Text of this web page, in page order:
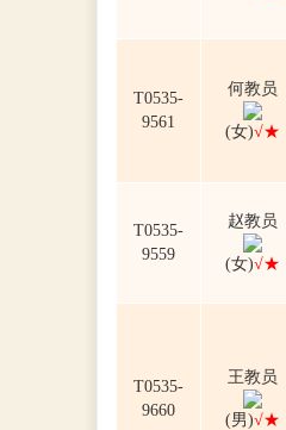
T0535-
9561
何教员
(女)√★
T0535-
9559
赵教员
(女)√★
T0535-
9660
王教员
(男)√★